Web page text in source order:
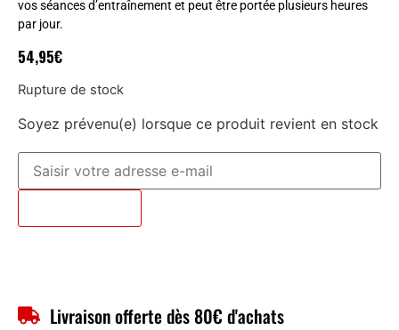
vos séances d’entraînement et peut être portée plusieurs heures
par jour.
54,95€
Rupture de stock
Soyez prévenu(e) lorsque ce produit revient en stock
Livraison offerte dès 80€ d'achats